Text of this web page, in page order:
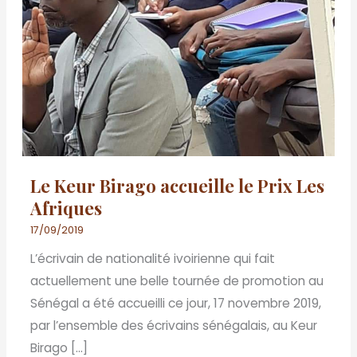
Le Keur Birago accueille le Prix Les
Afriques
17/09/2019
L’écrivain de nationalité ivoirienne qui fait
actuellement une belle tournée de promotion au
Sénégal a été accueilli ce jour, 17 novembre 2019,
par l’ensemble des écrivains sénégalais, au Keur
Birago […]